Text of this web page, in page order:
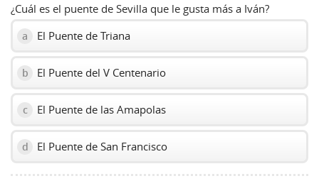
¿Cuál es el puente de Sevilla que le gusta más a Iván?
a El Puente de Triana
b El Puente del V Centenario
c El Puente de las Amapolas
d El Puente de San Francisco